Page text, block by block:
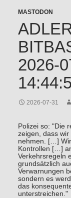
MASTODON
2026-
2026-07-31
Polizei so: "Die
zeigen, dass
nehmen. […]
Kontrollen […]
Verkehrsregeln
grundsätzlich
Verwarnungen
sondern es
das
unterstreichen."